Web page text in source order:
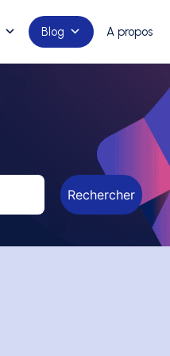
A propos
Blog
Rechercher